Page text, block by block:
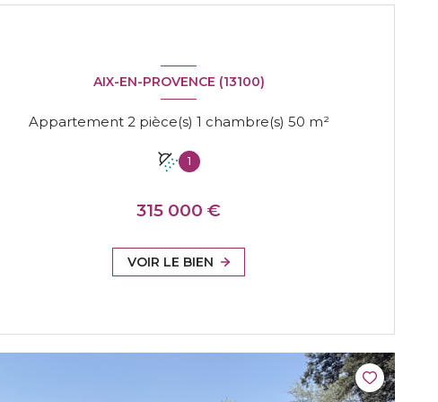
AIX-EN-PROVENCE (13100)
Appartement 2 pièce(s) 1 chambre(s) 50 m²
1
315 000 €
VOIR LE BIEN